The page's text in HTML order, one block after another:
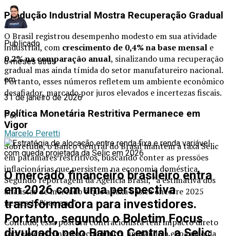
Produção Industrial Mostra Recuperação Gradual
O Brasil registrou desempenho modesto em sua atividade
industrial, com crescimento de 0,4% na base mensal e
0,2% na comparação anual, sinalizando uma recuperação
gradual mas ainda tímida do setor manufatureiro nacional.
Portanto, esses números refletem um ambiente econômico
desafiador, marcado por juros elevados e incertezas fiscais.
Política Monetária Restritiva Permanece em
Vigor
Sobretudo, o Banco Central do Brasil mantém a taxa Selic
em patamares restritivos, buscando conter as pressões
inflacionárias que persistem na economia doméstica.
Segundo reportagem da Agência Brasil, “a estimativa dos
analistas de mercado é que a taxa básica encerre 2025
nesses 15% ao ano”.
Contudo, essa postura contracionista tem impacto direto
sobre o crescimento econômico, limitando a expansão da
Publicado
6 meses atrás
em
31 de janeiro de 2026
Por
Marcelo Peretti
O mercado financeiro brasileiro entra
em 2026 com uma perspectiva
transformadora para investidores.
Portanto, segundo o Boletim Focus
divulgado pelo Banco Central, aSelic